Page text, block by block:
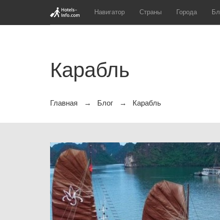
Навигатор Страны Города
Карабль
Главная Блог Карабль